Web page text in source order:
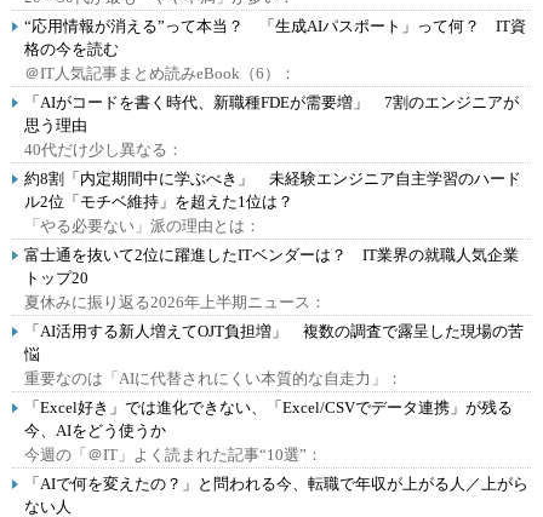
“応用情報が消える”って本当？ 「生成AIパスポート」って何？ IT資
格の今を読む
＠IT人気記事まとめ読みeBook（6）：
「AIがコードを書く時代、新職種FDEが需要増」 7割のエンジニアが
思う理由
40代だけ少し異なる：
約8割「内定期間中に学ぶべき」 未経験エンジニア自主学習のハード
ル2位「モチベ維持」を超えた1位は？
「やる必要ない」派の理由とは：
富士通を抜いて2位に躍進したITベンダーは？ IT業界の就職人気企業
トップ20
夏休みに振り返る2026年上半期ニュース：
「AI活用する新人増えてOJT負担増」 複数の調査で露呈した現場の苦
悩
重要なのは「AIに代替されにくい本質的な自走力」：
「Excel好き」では進化できない、「Excel/CSVでデータ連携」が残る
今、AIをどう使うか
今週の「＠IT」よく読まれた記事“10選”：
「AIで何を変えたの？」と問われる今、転職で年収が上がる人／上がら
ない人